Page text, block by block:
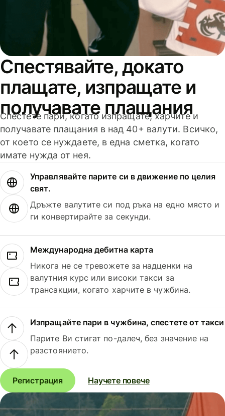
Спестявайте, докато
плащате, изпращате и
получавате плащания
Спестете пари, когато изпращате, харчите и
получавате плащания в над 40+ валути. Всичко,
от което се нуждаете, в една сметка, когато
имате нужда от нея.
Управлявайте парите си в движение по целия
свят.
Дръжте валутите си под ръка на едно място и
ги конвертирайте за секунди.
Международна дебитна карта
Никога не се тревожете за надценки на
валутния курс или високи такси за
трансакции, когато харчите в чужбина.
Изпращайте пари в чужбина, спестете от такси
Парите Ви стигат по-далеч, без значение на
разстоянието.
Регистрация Научете повече